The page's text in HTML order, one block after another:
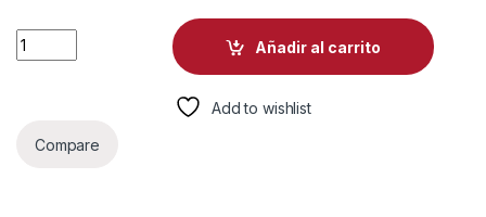
HD INTERNO SOLIDO 512GB ADATA LEGEND 710 M.2 2280
Añadir al carrito
Add to wishlist
Compare